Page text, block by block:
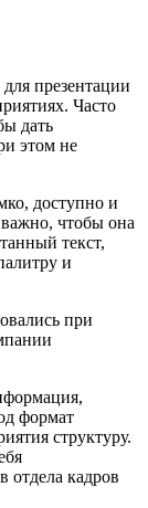
презентации
Часто
дать
этом не
доступно и
чтобы она
текст,
и
при
формат
структуру.
отдела кадров